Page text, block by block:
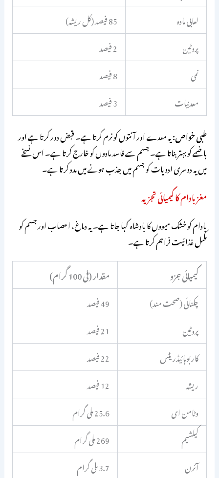
لعابی مادہ
85 فیصد (کل ریشہ)
پروٹین
2 فیصد
نمی
8 فیصد
معدنیات
3 فیصد
طبی خواص:یہ معدے اور آنتوں کو نرم کرتا ہے۔ قبض دور کرتا ہے اور
ہاضمے کو بہتر بناتا ہے۔ جسم سے فاسد مادوں کو خارج کرتا ہے۔ اس نسخے
میں یہ دوسری ادویات کو جسم میں جذب ہونے میں مدد کرتا ہے۔
مغز بادام کا کیمیائی تجزیہ
بادام کو خشک میووں کا بادشاہ کہا جاتا ہے۔ یہ دماغ، اعصاب اور جسم کو
مکمل غذائیت فراہم کرتا ہے۔
کیمیائی جزو
مقدار (فی 100 گرام)
چکنائی (صحت مند)
49 فیصد
پروٹین
21 فیصد
کاربوہائیڈریٹس
22 فیصد
ریشہ
12 فیصد
وٹامن ای
25.6 ملی گرام
کیلشیم
269 ملی گرام
آئرن
3.7 ملی گرام